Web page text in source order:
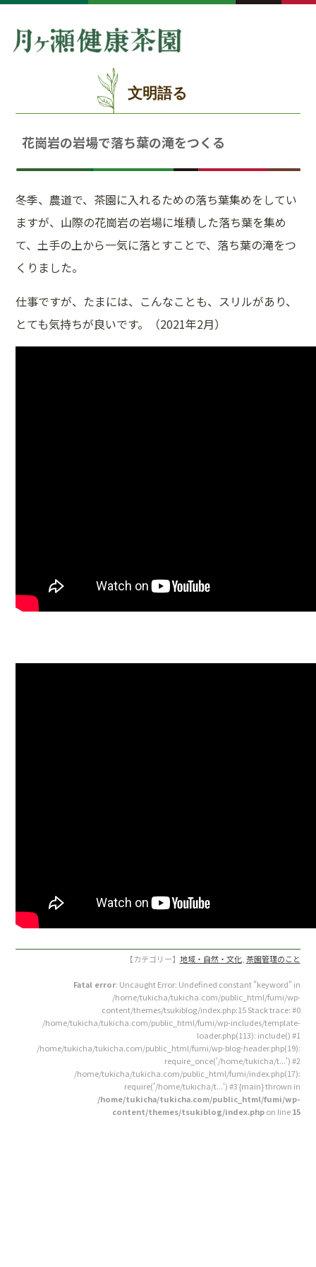
文明語る
花崗岩の岩場で落ち葉の滝をつくる
冬季、農道で、茶園に入れるための落ち葉集めをしてい
ますが、山際の花崗岩の岩場に堆積した落ち葉を集め
て、土手の上から一気に落とすことで、落ち葉の滝をつ
くりました。
仕事ですが、たまには、こんなことも、スリルがあり、
とても気持ちが良いです。（2021年2月）
【カテゴリー】 地域・自然・文化, 茶園管理のこと
Fatal error: Uncaught Error: Undefined constant "keyword" in
/home/tukicha/tukicha.com/public_html/fumi/wp-
content/themes/tsukiblog/index.php:15 Stack trace: #0
/home/tukicha/tukicha.com/public_html/fumi/wp-includes/template-
loader.php(113): include() #1
/home/tukicha/tukicha.com/public_html/fumi/wp-blog-header.php(19):
require_once('/home/tukicha/t...') #2
/home/tukicha/tukicha.com/public_html/fumi/index.php(17):
require('/home/tukicha/t...') #3 {main} thrown in
/home/tukicha/tukicha.com/public_html/fumi/wp-
content/themes/tsukiblog/index.phpon line15